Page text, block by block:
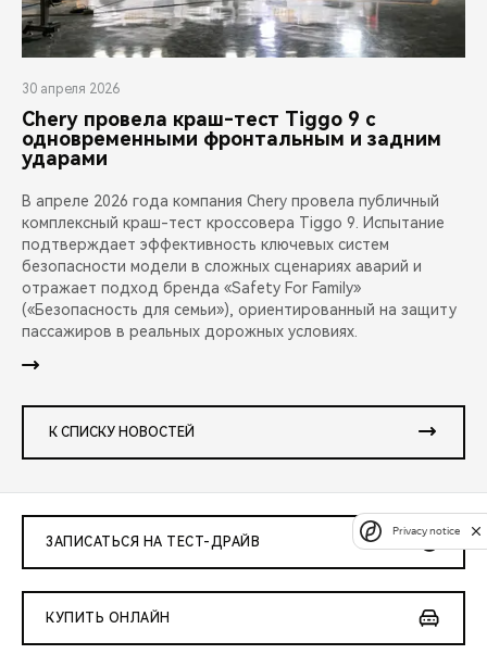
30 апреля 2026
Chery провела краш-тест Tiggo 9 с
одновременными фронтальным и задним
ударами
В апреле 2026 года компания Chery провела публичный
комплексный краш-тест кроссовера Tiggo 9. Испытание
подтверждает эффективность ключевых систем
безопасности модели в сложных сценариях аварий и
отражает подход бренда «Safety For Family»
(«Безопасность для семьи»), ориентированный на защиту
пассажиров в реальных дорожных условиях.
К СПИСКУ НОВОСТЕЙ
ЗАПИСАТЬСЯ НА ТЕСТ-ДРАЙВ
КУПИТЬ ОНЛАЙН
Privacy notice